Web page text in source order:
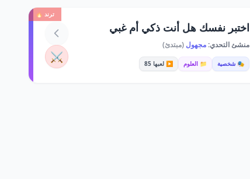
ترند 🔥
اختبر نفسك هل أنت ذكي أم غبي
منشئ التحدي:مجهول (مبتدئ)
🎭 شخصية 📁 العلوم ▶️ لعبها 85 ⚔️